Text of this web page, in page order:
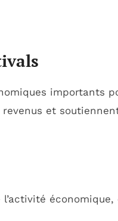
importants
et